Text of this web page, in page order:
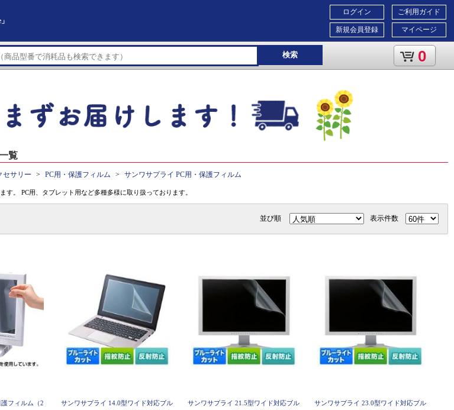
ご利用ガイド
マイページ
ログイン
新規会員登録
検索 0
覧
セサリー PC用・保護フィルム サンワサプライ PC用・保護フィルム
す。 PC用、タブレット用など多種多様に取り扱っております。
並び順 表示件数
フィルム（2
サンワサプライ 14.0型ワイド対応ブル
サンワサプライ 21.5型ワイド対応ブル
サンワサプライ 23.0型ワイド対応ブル